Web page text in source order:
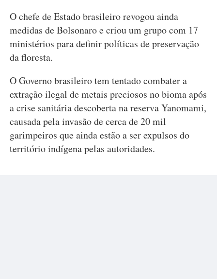
O chefe de Estado brasileiro revogou ainda
medidas de Bolsonaro e criou um grupo com 17
ministérios para definir políticas de preservação
da floresta.
O Governo brasileiro tem tentado combater a
extração ilegal de metais preciosos no bioma após
a crise sanitária descoberta na reserva Yanomami,
causada pela invasão de cerca de 20 mil
garimpeiros que ainda estão a ser expulsos do
território indígena pelas autoridades.